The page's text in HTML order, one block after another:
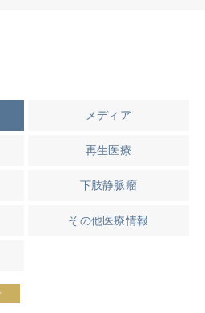
メディア
再生医療
下肢静脈瘤
その他医療情報